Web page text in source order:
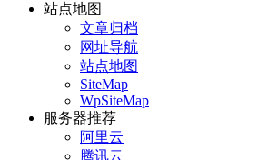
站点地图
文章归档
网址导航
站点地图
SiteMap
WpSiteMap
服务器推荐
阿里云
腾讯云